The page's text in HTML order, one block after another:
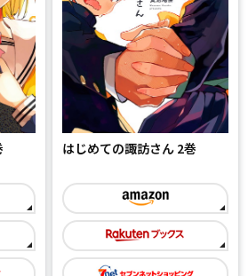
はじめての諏訪さん 2巻